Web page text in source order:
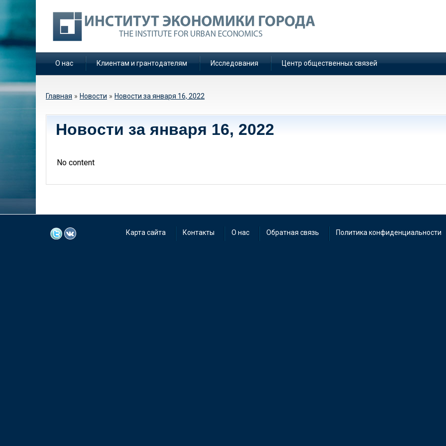
О нас Клиентам и грантодателям Исследования Центр общественных связей
Вы здесь
Главная » Новости » Новости за января 16, 2022
Новости за января 16, 2022
No content
Карта сайта Контакты О нас Обратная связь Политика конфиденциальности